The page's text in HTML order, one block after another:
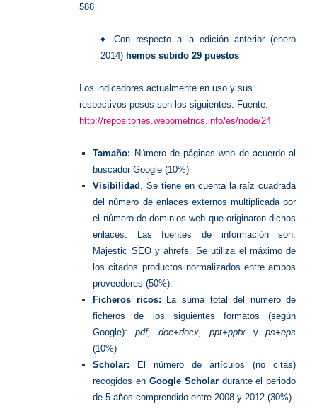
588
♦ Con respecto a la edición anterior (enero
2014) hemos subido 29 puestos
os indicadores actualmente en uso y sus
respectivos pesos son los siguientes: Fuente:
http://repositories.webometrics.info/es/node/24
Tamaño: Número de páginas web de acuerdo al
buscador Google (10%)
Visibilidad
. Se tiene en cuenta la raíz cuadrada
del número de enlaces externos multiplicada por
el número de dominios web que originaron dichos
enlaces. Las fuentes de información son:
Majestic SEOyahrefs . Se utiliza el máximo de
los citados productos normalizados entre ambos
proveedores (50%).
Ficheros ricos: La suma total del número de
ficheros de los siguientes formatos (según
Google):pdf, doc+docx, ppt+pptx yps+eps
(10%)
Scholar: El número de artículos (no citas)
recogidos en Google Scholardurante el periodo
de 5 años comprendido entre 2008 y 2012 (30%).